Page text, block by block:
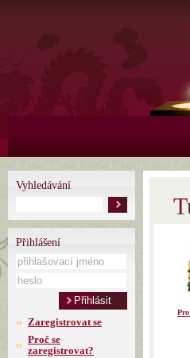
Vyhledávání
Přihlášení
Zaregistrovat se
Proč se
zaregistrovat?